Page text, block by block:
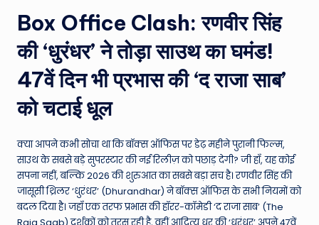
N
e
w
s
A
u
n
d
Box Office Clash: रणवीर सिंह
की ‘धुरंधर’ ने तोड़ा साउथ का घमंड!
47वें दिन भी प्रभास की ‘द राजा साब’
को चटाई धूल
क्या आपने कभी सोचा था कि बॉक्स ऑफिस पर डेढ़ महीने पुरानी फिल्म,
साउथ के सबसे बड़े सुपरस्टार की नई रिलीज़ को पछाड़ देगी? जी हाँ, यह कोई
सपना नहीं, बल्कि 2026 की शुरुआत का सबसे बड़ा सच है। रणवीर सिंह की
जासूसी थ्रिलर ‘धुरंधर’ (Dhurandhar) ने बॉक्स ऑफिस के सभी नियमों को
बदल दिया है। जहाँ एक तरफ प्रभास की हॉरर-कॉमेडी ‘द राजा साब’ (The